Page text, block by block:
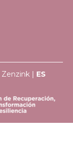
Zenzink | ES